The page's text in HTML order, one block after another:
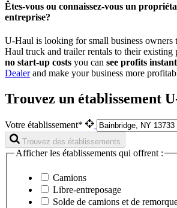
Êtes-vous ou connaissez-vous un
entreprise?
U-Haul is looking for small business owners
Haul truck and trailer rentals to their
no start-up costs you can see profits
Dealerand make your business more
Trouvez un établissement
Votre établissement*
Trouvez des établissements
Afficher les établissements qui offrent :
Camions
Libre-entreposage
Solde de camions et de